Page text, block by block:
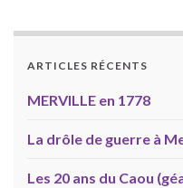
ARTICLES RÉCENTS
MERVILLE en 1778
La drôle de guerre à
Les 20 ans du Caou